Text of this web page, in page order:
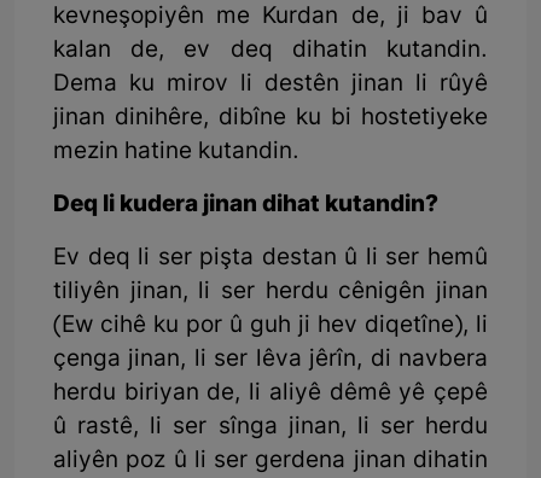
kevneşopiyên me Kurdan de, ji bav û
kalan de, ev deq dihatin kutandin.
Dema ku mirov li destên jinan li rûyê
jinan dinihêre, dibîne ku bi hostetiyeke
mezin hatine kutandin.
Deq li kudera jinan dihat kutandin?
Ev deq li ser pişta destan û li ser hemû
tiliyên jinan, li ser herdu cênigên jinan
(Ew cihê ku por û guh ji hev diqetîne), li
çenga jinan, li ser lêva jêrîn, di navbera
herdu biriyan de, li aliyê dêmê yê çepê
û rastê, li ser sînga jinan, li ser herdu
aliyên poz û li ser gerdena jinan dihatin